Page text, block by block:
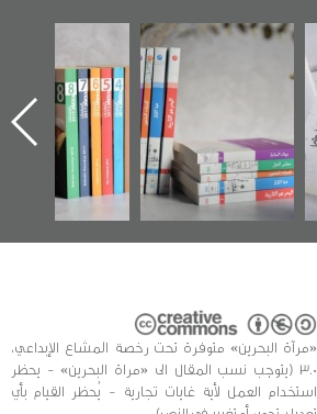
تصنيف موضوعي
للوثائق البريطانية
يقدمه «مركز أوال»
في سلسلة من 5
كتب
تصدر حصاد
الساحات 2019
«مرآة البحرين» متوفرة تحت رخصة المشاع الإبداعي،
3.0 (يتوجب نسب المقال الى «مراة البحرين» - يحظر
استخدام العمل لأية غايات تجارية - يُحظر القيام بأي